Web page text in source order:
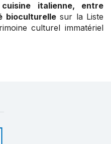
italienne, entre
bioculturellesur la Liste
culturel immatériel